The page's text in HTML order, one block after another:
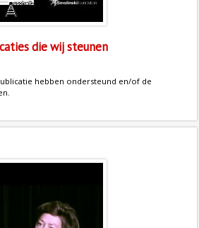
die wij steunen
hebben ondersteund en/of de